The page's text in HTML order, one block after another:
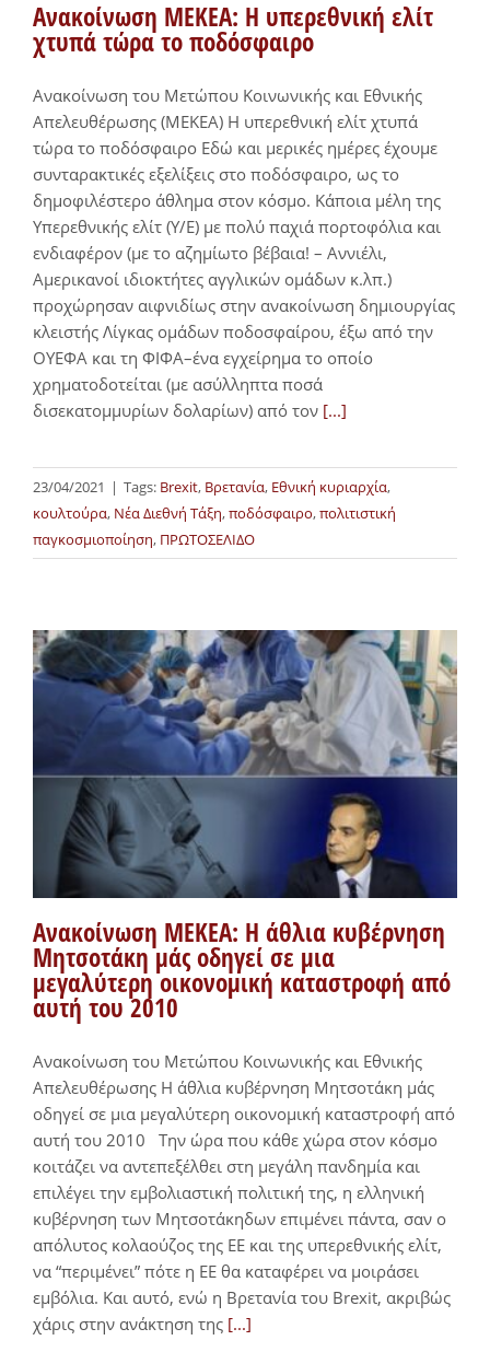
Ανακοίνωση ΜΕΚΕΑ: Η υπερεθνική ελίτ
χτυπά τώρα το ποδόσφαιρο
Ανακοίνωση του Μετώπου Κοινωνικής και Εθνικής
Απελευθέρωσης (ΜΕΚΕΑ) Η υπερεθνική ελίτ χτυπά
τώρα το ποδόσφαιρο Εδώ και μερικές ημέρες έχουμε
συνταρακτικές εξελίξεις στο ποδόσφαιρο, ως το
δημοφιλέστερο άθλημα στον κόσμο. Κάποια μέλη της
Υπερεθνικής ελίτ (Y/E) με πολύ παχιά πορτοφόλια και
ενδιαφέρον (με το αζημίωτο βέβαια! – Αννιέλι,
Αμερικανοί ιδιοκτήτες αγγλικών ομάδων κ.λπ.)
προχώρησαν αιφνιδίως στην ανακοίνωση δημιουργίας
κλειστής Λίγκας ομάδων ποδοσφαίρου, έξω από την
ΟΥΕΦΑ και τη ΦΙΦΑ–ένα εγχείρημα το οποίο
χρηματοδοτείται (με ασύλληπτα ποσά
δισεκατομμυρίων δολαρίων) από τον [...]
23/04/2021 | Tags: Brexit, Βρετανία, Εθνική κυριαρχία,
κουλτούρα, Νέα Διεθνή Τάξη,ποδόσφαιρο,πολιτιστική
παγκοσμιοποίηση, ΠΡΩΤΟΣΕΛΙΔΟ
Ανακοίνωση ΜΕΚΕΑ: Η άθλια κυβέρνηση
Μητσοτάκη μάς οδηγεί σε μια
μεγαλύτερη οικονομική καταστροφή από
αυτή του 2010
Ανακοίνωση του Μετώπου Κοινωνικής και Εθνικής
Απελευθέρωσης Η άθλια κυβέρνηση Μητσοτάκη μάς
οδηγεί σε μια μεγαλύτερη οικονομική καταστροφή από
αυτή του 2010 Την ώρα που κάθε χώρα στον κόσμο
κοιτάζει να αντεπεξέλθει στη μεγάλη πανδημία και
επιλέγει την εμβολιαστική πολιτική της, η ελληνική
κυβέρνηση των Μητσοτάκηδων επιμένει πάντα, σαν ο
απόλυτος κολαούζος της ΕΕ και της υπερεθνικής ελίτ,
να “περιμένει” πότε η ΕΕ θα καταφέρει να μοιράσει
εμβόλια. Και αυτό, ενώ η Βρετανία του Brexit, ακριβώς
χάρις στην ανάκτηση της [...]